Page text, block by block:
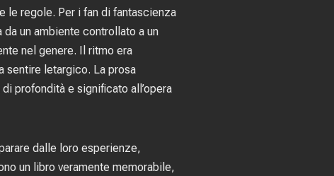
le regole. Per i fan di fantascienza
un ambiente controllato a un
nel genere. Il ritmo era
sentire letargico. La prosa
profondità e significato all’opera
dalle loro esperienze,
un libro veramente memorabile,